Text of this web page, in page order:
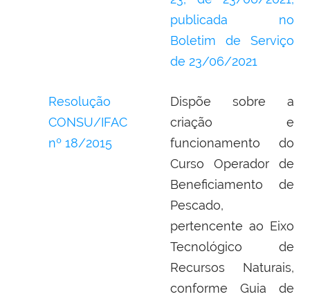
publicada no
Boletim de Serviço
de 23/06/2021
Resolução
CONSU/IFAC
nº 18/2015
Dispõe sobre a
criação e
funcionamento do
Curso Operador de
Beneficiamento de
Pescado,
pertencente ao Eixo
Tecnológico de
Recursos Naturais,
conforme Guia de